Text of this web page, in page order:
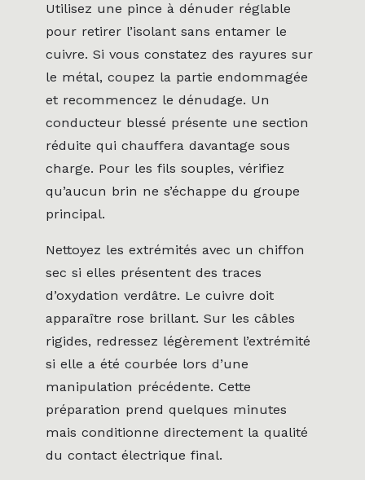
Utilisez une pince à dénuder réglable
pour retirer l’isolant sans entamer le
cuivre. Si vous constatez des rayures sur
le métal, coupez la partie endommagée
et recommencez le dénudage. Un
conducteur blessé présente une section
réduite qui chauffera davantage sous
charge. Pour les fils souples, vérifiez
qu’aucun brin ne s’échappe du groupe
principal.
Nettoyez les extrémités avec un chiffon
sec si elles présentent des traces
d’oxydation verdâtre. Le cuivre doit
apparaître rose brillant. Sur les câbles
rigides, redressez légèrement l’extrémité
si elle a été courbée lors d’une
manipulation précédente. Cette
préparation prend quelques minutes
mais conditionne directement la qualité
du contact électrique final.